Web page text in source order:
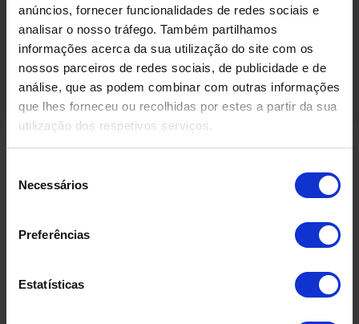
anúncios, fornecer funcionalidades de redes sociais e
analisar o nosso tráfego. Também partilhamos
informações acerca da sua utilização do site com os
nossos parceiros de redes sociais, de publicidade e de
análise, que as podem combinar com outras informações
que lhes forneceu ou recolhidas por estes a partir da sua
utilização dos respetivos serviços.
Necessários
Preferências
Estatísticas
Produtos Relacionados